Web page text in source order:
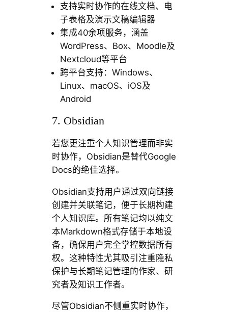
支持实时协作的在线文档、电
子表格及演示文稿编辑器
集成40余项服务，涵盖
WordPress、Box、Moodle及
Nextcloud等平台
跨平台支持：Windows、
Linux、macOS、iOS及
Android
7. Obsidian
若您更注重个人知识管理而非实
时协作，Obsidian是替代Google
Docs的绝佳选择。
Obsidian支持用户通过双向链接
创建并关联笔记，便于长期构建
个人知识库。所有笔记均以纯文
本Markdown格式存储于本地设
备，确保用户完全掌控数据所有
权。这种特性尤其吸引注重隐私
保护与长期笔记管理的作家、研
究者及知识工作者。
尽管Obsidian不侧重实时协作，